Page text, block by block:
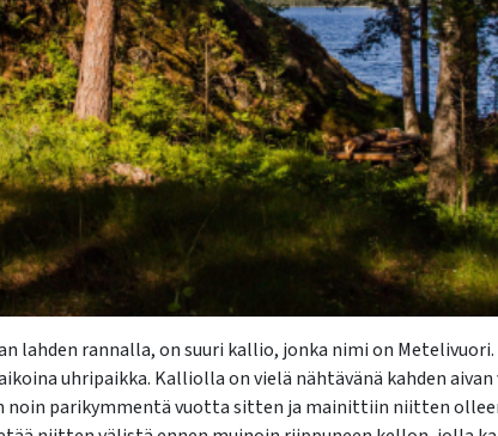
lahden rannalla, on suuri kallio, jonka nimi on
uhripaikka. Kalliolla on vielä nähtävänä kahden aivan
noin parikymmentä vuotta sitten ja mainittiin niitten